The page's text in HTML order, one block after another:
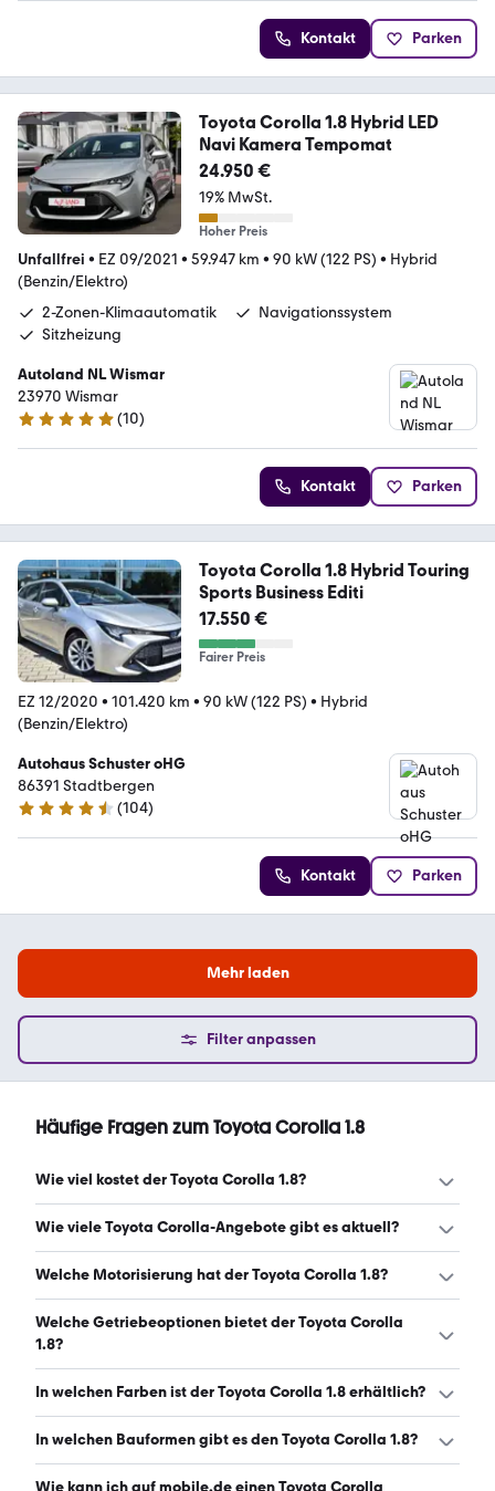
Kontakt Parken
Toyota Corolla 1.8 Hybrid LED
Navi Kamera Tempomat
24.950 €
19% MwSt.
Hoher Preis
Unfallfrei • EZ 09/2021 • 59.947 km • 90 kW (122 PS) • Hybrid
(Benzin/Elektro)
2-Zonen-Klimaautomatik
Navigationssystem
Sitzheizung
Autoland NL Wismar
23970 Wismar
4.9 Sterne
(10)
Kontakt Parken
Toyota Corolla 1.8 Hybrid Touring
Sports Business Editi
17.550 €
Fairer Preis
EZ 12/2020 • 101.420 km • 90 kW (122 PS) • Hybrid
(Benzin/Elektro)
Autohaus Schuster oHG
86391 Stadtbergen
4.4 Sterne
(104)
Kontakt Parken
Mehr laden
Filter anpassen
Häufige Fragen zum Toyota Corolla 1.8
Wie viel kostet der Toyota Corolla 1.8?
Ein guter Preis für einen Toyota Corolla 1.8 liegt zwischen
€ monatlich. (Stand: 8.8.2026)
Wie viele Toyota Corolla-Angebote gibt es aktuell?
Es gibt insgesamt 649 Toyota Corolla bei mobile.de,
8.8.2026)
Welche Motorisierung hat der Toyota Corolla 1.8?
Der Toyota Corolla 1.8 hat Leistungen zwischen 98 und 141
PS. (Stand: 8.8.2026)
Welche Getriebeoptionen bietet der Toyota Corolla
1.8?
Der Toyota Corolla 1.8 ist mit automatischem und
In welchen Farben ist der Toyota Corolla 1.8 erhältlich?
Den Toyota Corolla 1.8 gibt es in folgenden Farben: grau,
grün. Die häufigste Farbe ist grau. (Stand: 8.8.2026)
In welchen Bauformen gibt es den Toyota Corolla 1.8?
Den Toyota Corolla 1.8 gibt es in folgenden Bauformen:
Wie kann ich auf mobile.de einen Toyota Corolla